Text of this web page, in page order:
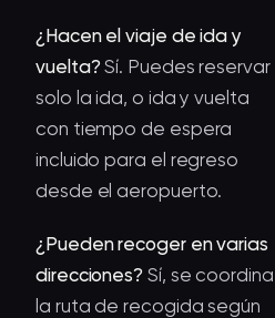
¿Hacen el viaje de ida y
vuelta? Sí. Puedes reservar
solo la ida, o ida y vuelta
con tiempo de espera
incluido para el regreso
desde el aeropuerto.
¿Pueden recoger en varias
direcciones? Sí, se coordina
la ruta de recogida según